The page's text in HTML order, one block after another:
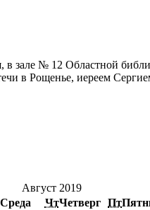
в зале № 12 Областной
в Рощенье, иереем
Август 2019
Среда ЧтЧетверг Пт